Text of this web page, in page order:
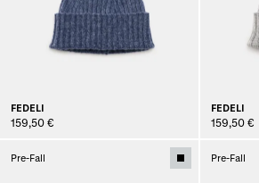
FEDELI
159,50 €
FEDELI
159,50 €
Pre-Fall Pre-Fall